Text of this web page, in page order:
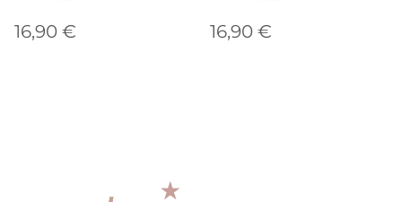
16,90 € 16,90 €